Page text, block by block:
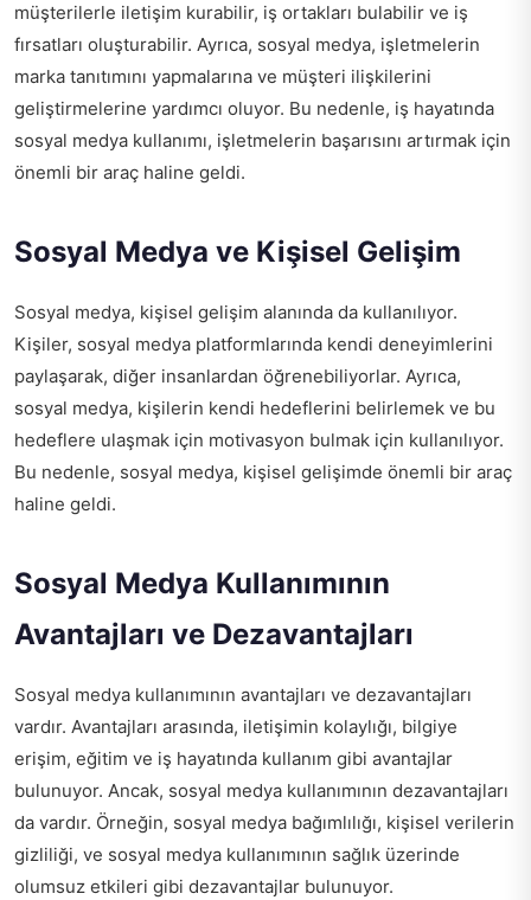
müşterilerle iletişim kurabilir, iş ortakları bulabilir ve iş
fırsatları oluşturabilir. Ayrıca, sosyal medya, işletmelerin
marka tanıtımını yapmalarına ve müşteri ilişkilerini
geliştirmelerine yardımcı oluyor. Bu nedenle, iş hayatında
sosyal medya kullanımı, işletmelerin başarısını artırmak için
önemli bir araç haline geldi.
Sosyal Medya ve Kişisel Gelişim
Sosyal medya, kişisel gelişim alanında da kullanılıyor.
Kişiler, sosyal medya platformlarında kendi deneyimlerini
paylaşarak, diğer insanlardan öğrenebiliyorlar. Ayrıca,
sosyal medya, kişilerin kendi hedeflerini belirlemek ve bu
hedeflere ulaşmak için motivasyon bulmak için kullanılıyor.
Bu nedenle, sosyal medya, kişisel gelişimde önemli bir araç
haline geldi.
Sosyal Medya Kullanımının
Avantajları ve Dezavantajları
Sosyal medya kullanımının avantajları ve dezavantajları
vardır. Avantajları arasında, iletişimin kolaylığı, bilgiye
erişim, eğitim ve iş hayatında kullanım gibi avantajlar
bulunuyor. Ancak, sosyal medya kullanımının dezavantajları
da vardır. Örneğin, sosyal medya bağımlılığı, kişisel verilerin
gizliliği, ve sosyal medya kullanımının sağlık üzerinde
olumsuz etkileri gibi dezavantajlar bulunuyor.